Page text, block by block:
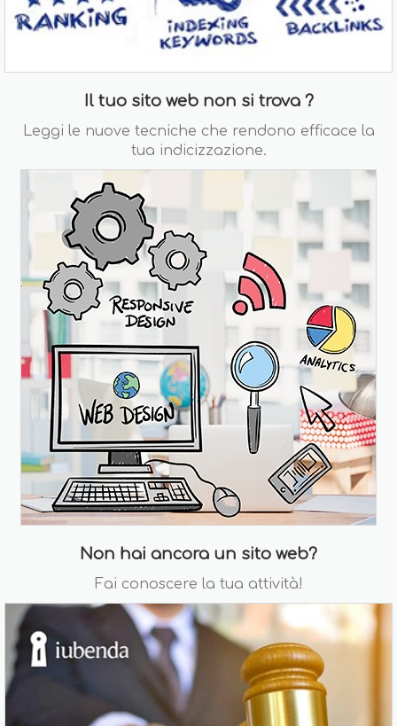
Il tuo sito web non si trova ?
Leggi le nuove tecniche che rendono efficace la
tua indicizzazione.
Non hai ancora un sito web?
Fai conoscere la tua attività!